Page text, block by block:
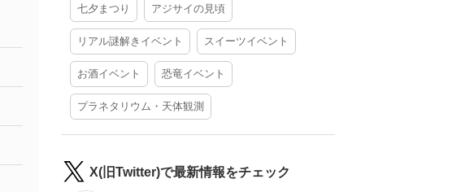
七夕まつり アジサイの見頃
リアル謎解きイベント スイーツイベント
お酒イベント 恐竜イベント
プラネタリウム・天体観測
X(旧Twitter)で最新情報をチェック